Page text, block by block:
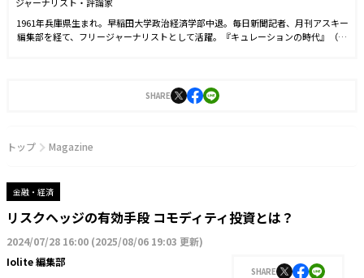
1961年兵庫県生まれ。早稲田大学政治経済学部中退。毎日新聞記者、月刊アスキー
編集部を経て、フリージャーナリストとして活躍。『キュレーションの時代』（ち
SHARE
トップ Magazine
金融・経済
リスクヘッジの有効手段 コモディティ投資とは？
2024/07/28 16:00 (2025/08/06 19:03 更新)
Iolite 編集部
SHARE